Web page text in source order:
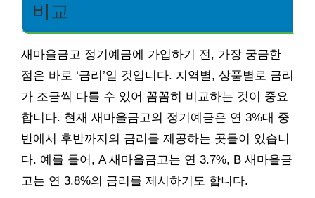
비교
새마을금고 정기예금에 가입하기 전, 가장 궁금한
점은 바로 ‘금리’일 것입니다. 지역별, 상품별로 금리
가 조금씩 다를 수 있어 꼼꼼히 비교하는 것이 중요
합니다. 현재 새마을금고의 정기예금은 연 3%대 중
반에서 후반까지의 금리를 제공하는 곳들이 있습니
다. 예를 들어, A 새마을금고는 연 3.7%, B 새마을금
고는 연 3.8%의 금리를 제시하기도 합니다.